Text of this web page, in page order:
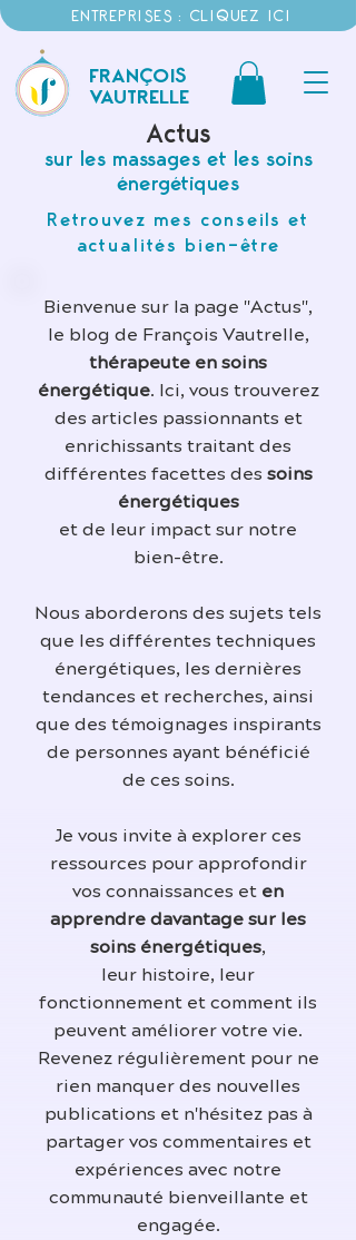
ENTREPRISES : CLIQUEZ ICI
FRANÇOIS
VAUTRELLE
Actus
sur les massages et les soins
énergétiques
Retrouvez mes conseils et
actualités bien-être
Bienvenue sur la page "Actus",
le blog de François Vautrelle,
thérapeute en soins
énergétique. Ici, vous trouverez
des articles passionnants et
enrichissants traitant des
différentes facettes des soins
énergétiques
et de leur impact sur notre
bien-être.
Nous aborderons des sujets tels
que les différentes techniques
énergétiques, les dernières
tendances et recherches, ainsi
que des témoignages inspirants
de personnes ayant bénéficié
de ces soins.
Je vous invite à explorer ces
ressources pour approfondir
vos connaissances et en
apprendre davantage sur les
soins énergétiques,
leur histoire, leur
fonctionnement et comment ils
peuvent améliorer votre vie.
Revenez régulièrement pour ne
rien manquer des nouvelles
publications et n'hésitez pas à
partager vos commentaires et
expériences avec notre
communauté bienveillante et
engagée.